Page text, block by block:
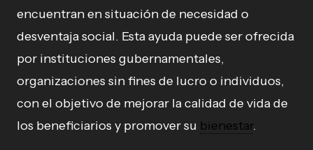
encuentran en situación de necesidad o
desventaja social. Esta ayuda puede ser ofrecida
por instituciones gubernamentales,
organizaciones sin fines de lucro o individuos,
con el objetivo de mejorar la calidad de vida de
los beneficiarios y promover su bienestar.